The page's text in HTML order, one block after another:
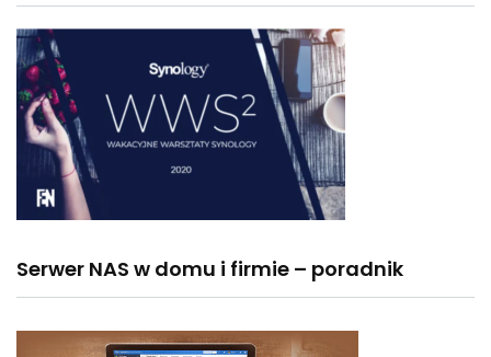
Serwer NAS w domu i firmie – poradnik